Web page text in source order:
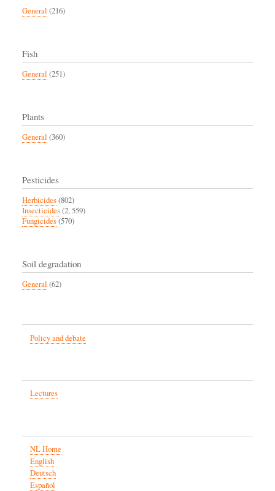
General (216)
Fish
General (251)
Plants
General (360)
Pesticides
Herbicides(802)
Insecticides(2, 559)
Fungicides(570)
Soil degradation
General (62)
Policy and debate
Lectures
NL Home
English
Deutsch
Español